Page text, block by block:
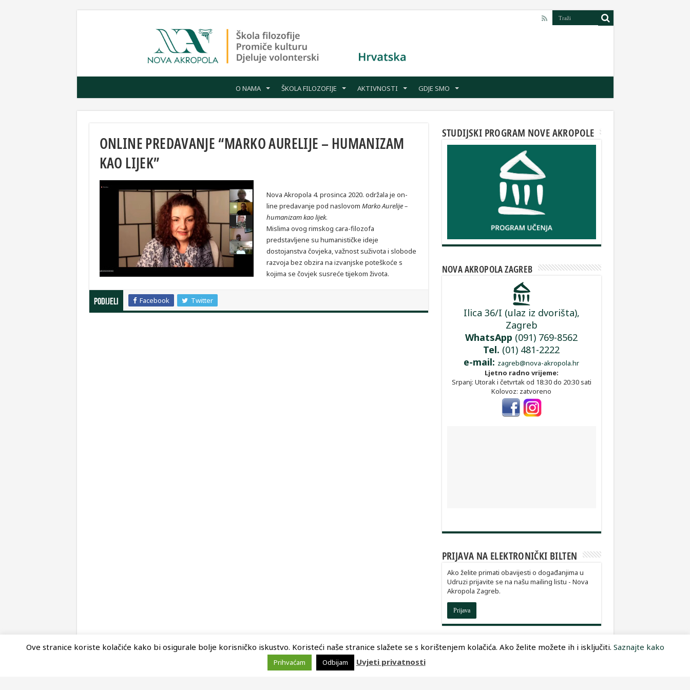
O NAMA ŠKOLA FILOZOFIJE AKTIVNOSTI GDJE SMO
ONLINE PREDAVANJE “MARKO AURELIJE – HUMANIZAM
KAO LIJEK”
Nova Akropola 4. prosinca 2020. održala je on-
line predavanje pod naslovom Marko Aurelije –
humanizam kao lijek.
Mislima ovog rimskog cara-filozofa
predstavljene su humanističke ideje
dostojanstva čovjeka, važnost suživota i slobode
razvoja bez obzira na izvanjske poteškoće s
kojima se čovjek susreće tijekom života.
Podijeli Facebook Twitter
STUDIJSKI PROGRAM NOVE AKROPOLE
NOVA AKROPOLA ZAGREB
Ilica 36/I (ulaz iz dvorišta),
Zagreb
WhatsApp (091) 769-8562
Tel. (01) 481-2222
e-mail: zagreb@nova-akropola.hr
Ljetno radno vrijeme:
Srpanj: Utorak i četvrtak od 18:30 do 20:30 sati
Kolovoz: zatvoreno
PRIJAVA NA ELEKTRONIČKI BILTEN
Ako želite primati obavijesti o događanjima u
Udruzi prijavite se na našu mailing listu - Nova
Akropola Zagreb.
Prijava
Ove stranice koriste kolačiće kako bi osigurale bolje korisničko iskustvo. Koristeći naše stranice slažete se s korištenjem kolačića. Ako želite možete ih i isključiti. Saznajte kako
Prihvaćam Odbijam Uvjeti privatnosti